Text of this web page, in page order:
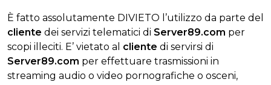
È fatto assolutamente DIVIETO l’utilizzo da parte del
cliente dei servizi telematici di Server89.com per
scopi illeciti. E’ vietato al cliente di servirsi di
Server89.com per effettuare trasmissioni in
streaming audio o video pornografiche o osceni,